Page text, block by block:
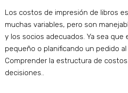
Los costos de impresión de libros
muchas variables, pero son
y los socios adecuados. Ya sea
pequeño o planificando un pedido
Comprender la estructura de
decisiones..